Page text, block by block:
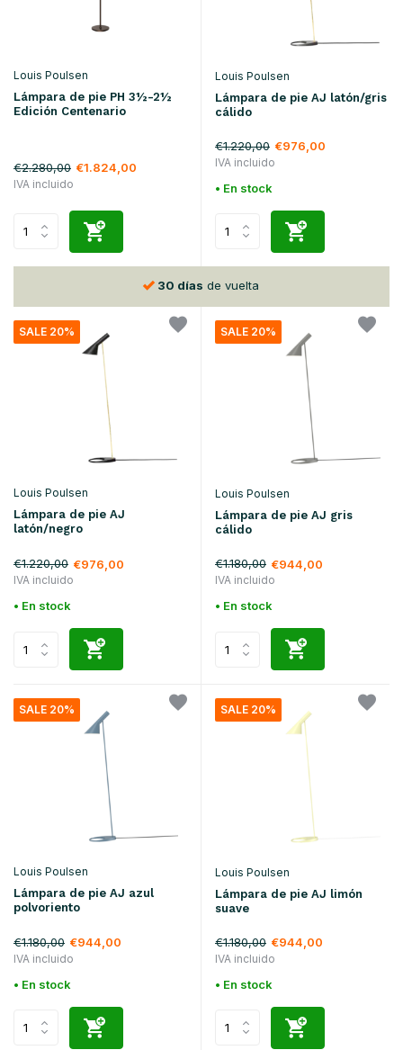
Louis Poulsen
Lámpara de pie PH 3½-2½
Edición Centenario
€2.280,00 €1.824,00
IVA incluido
Louis Poulsen
Lámpara de pie AJ latón/gris
cálido
€1.220,00 €976,00
IVA incluido
• En stock
30 días de vuelta
SALE 20%
Louis Poulsen
Lámpara de pie AJ
latón/negro
€1.220,00 €976,00
IVA incluido
• En stock
SALE 20%
Louis Poulsen
Lámpara de pie AJ gris
cálido
€1.180,00 €944,00
IVA incluido
• En stock
SALE 20%
Louis Poulsen
Lámpara de pie AJ azul
polvoriento
€1.180,00 €944,00
IVA incluido
• En stock
SALE 20%
Louis Poulsen
Lámpara de pie AJ limón
suave
€1.180,00 €944,00
IVA incluido
• En stock